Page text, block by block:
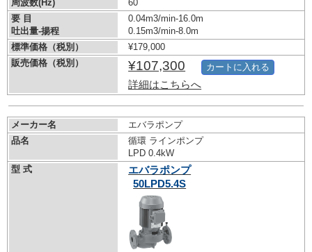
周波数(Hz)
60
要 目
吐出量-揚程
0.04m3/min-16.0m
0.15m3/min-8.0m
標準価格（税別）
¥179,000
販売価格（税別）
¥107,300
詳細はこちらへ
カートに入れる
メーカー名
エバラポンプ
品名
循環 ラインポンプ
LPD 0.4kW
型 式
エバラポンプ
50LPD5.4S